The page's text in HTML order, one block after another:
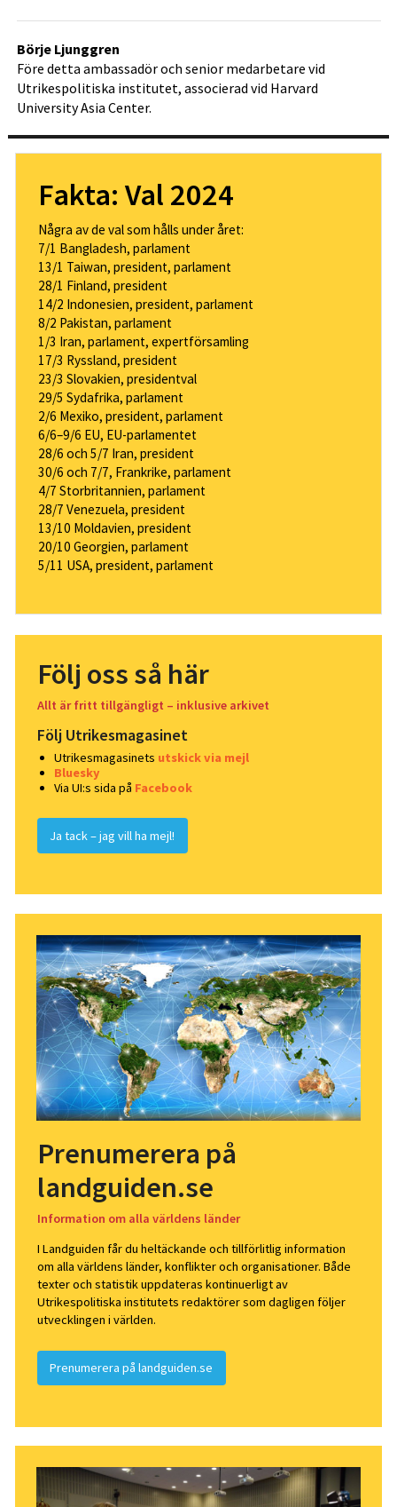
Börje Ljunggren
Före detta ambassadör och senior medarbetare vid
Utrikespolitiska institutet, associerad vid Harvard
University Asia Center.
Fakta: Val 2024
Några av de val som hålls under året:
7/1 Bangladesh, parlament
13/1 Taiwan, president, parlament
28/1 Finland, president
14/2 Indonesien, president, parlament
8/2 Pakistan, parlament
1/3 Iran, parlament, expertförsamling
17/3 Ryssland, president
23/3 Slovakien, presidentval
29/5 Sydafrika, parlament
2/6 Mexiko, president, parlament
6/6–9/6 EU, EU-parlamentet
28/6 och 5/7 Iran, president
30/6 och 7/7, Frankrike, parlament
4/7 Storbritannien, parlament
28/7 Venezuela, president
13/10 Moldavien, president
20/10 Georgien, parlament
5/11 USA, president, parlament
Följ oss så här
Allt är fritt tillgängligt – inklusive arkivet
Följ Utrikesmagasinet
Utrikesmagasinets utskick via mejl
Bluesky
Via UI:s sida på Facebook
Ja tack – jag vill ha mejl!
Prenumerera på
landguiden.se
Information om alla världens länder
I Landguiden får du heltäckande och tillförlitlig information
om alla världens länder, konflikter och organisationer. Både
texter och statistik uppdateras kontinuerligt av
Utrikespolitiska institutets redaktörer som dagligen följer
utvecklingen i världen.
Prenumerera på landguiden.se